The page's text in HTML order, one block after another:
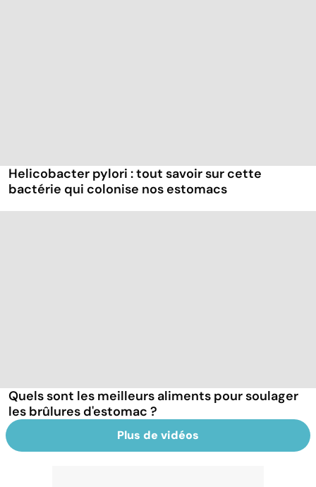
Helicobacter pylori : tout savoir sur cette
bactérie qui colonise nos estomacs
Quels sont les meilleurs aliments pour soulager
les brûlures d'estomac ?
Plus de vidéos